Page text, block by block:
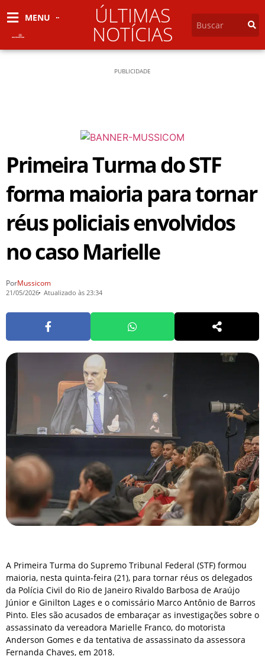
MENU ÚLTIMAS
NOTÍCIAS
PUBLICIDADE
Primeira Turma do STF
forma maioria para tornar
réus policiais envolvidos
no caso Marielle
PorMussicom
21/05/2026 Atualizado às 23:34
A Primeira Turma do Supremo Tribunal Federal (STF) formou
maioria, nesta quinta-feira (21), para tornar réus os delegados
da Polícia Civil do Rio de Janeiro Rivaldo Barbosa de Araújo
Júnior e Ginilton Lages e o comissário Marco Antônio de Barros
Pinto. Eles são acusados de embaraçar as investigações sobre o
assassinato da vereadora Marielle Franco, do motorista
Anderson Gomes e da tentativa de assassinato da assessora
Fernanda Chaves, em 2018.